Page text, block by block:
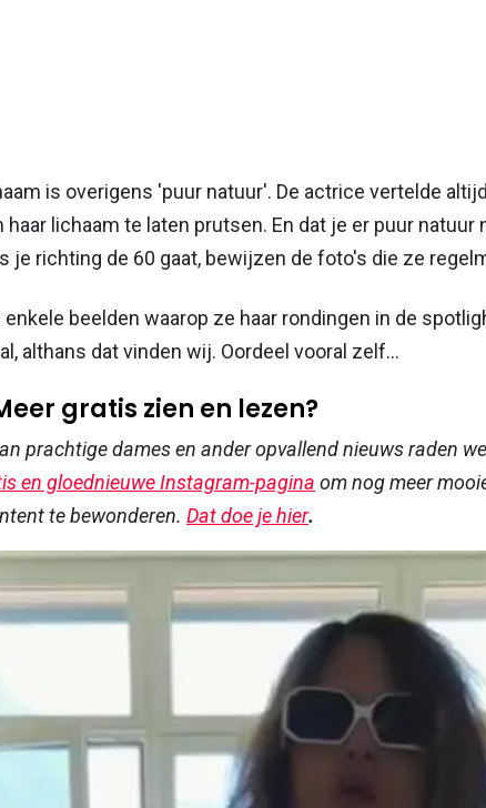
is overigens 'puur natuur'. De actrice vertelde
haar lichaam te laten prutsen. En dat je er puur
je richting de 60 gaat, bewijzen de foto's die ze
enkele beelden waarop ze haar rondingen in de
althans dat vinden wij. Oordeel vooral zelf...
gratis zien en lezen?
prachtige dames en ander opvallend nieuws raden
en gloednieuwe Instagram-pagina om nog meer
te bewonderen. Dat doe je hier.